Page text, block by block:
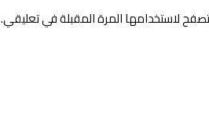
لاستخدامها المرة المقبلة في تعليقي.